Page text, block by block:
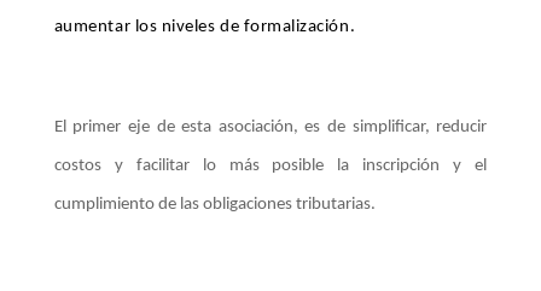
aumentar los niveles de formalización.
El primer eje de esta asociación, es de simplificar, reducir
costos y facilitar lo más posible la inscripción y el
cumplimiento de las obligaciones tributarias.